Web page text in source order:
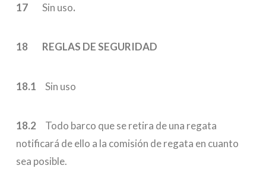
17 Sin uso.
18 REGLAS DE SEGURIDAD
18.1 Sin uso
18.2 Todo barco que se retira de una regata
notificará de ello a la comisión de regata en cuanto
sea posible.